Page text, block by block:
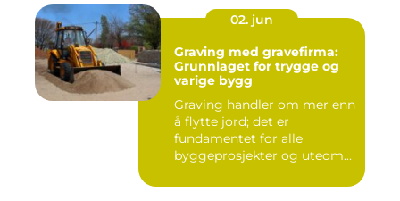
02. jun
Graving med gravefirma:
Grunnlaget for trygge og
varige bygg
Graving handler om mer enn
å flytte jord; det er
fundamentet for alle
byggeprosjekter og uteom...